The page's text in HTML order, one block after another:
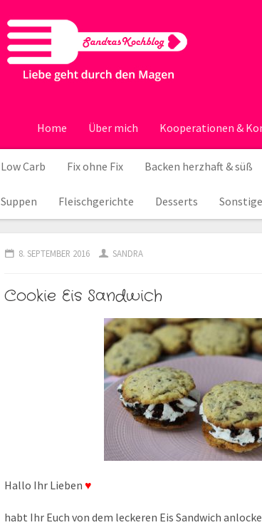
Home Über mich Kooperationen &
Low Carb Fix ohne Fix Backen herzhaft & süß
Suppen Fleischgerichte Desserts
8. SEPTEMBER 2016 SANDRA
Cookie Eis Sandwich
Hallo Ihr Lieben ♥
habt Ihr Euch von dem leckeren Eis Sandwich